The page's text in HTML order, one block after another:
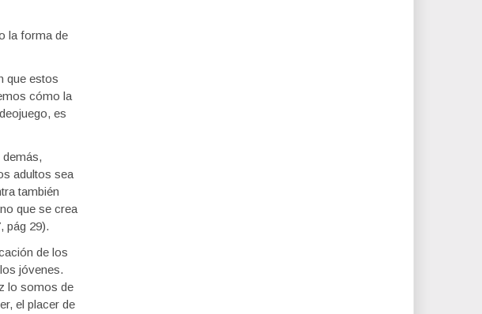
la forma de
que estos
cómo la
es
adultos sea
también
que se crea
pág 29).
de los
jóvenes.
lo somos de
el placer de